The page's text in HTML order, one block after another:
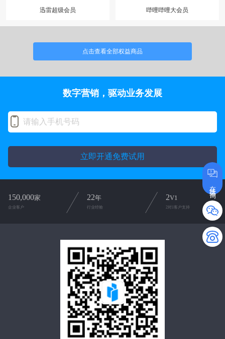
迅雷超级会员 哔哩哔哩大会员
点击查看全部权益商品
在线咨询
数字营销，驱动业务发展
立即开通免费试用
150,000家
企业客户
22年
行业经验
2V1
2对1客户支持